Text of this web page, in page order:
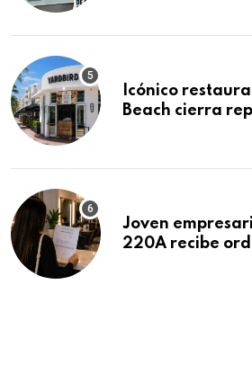
Icónico
Beach cierra
Joven
220A recibe